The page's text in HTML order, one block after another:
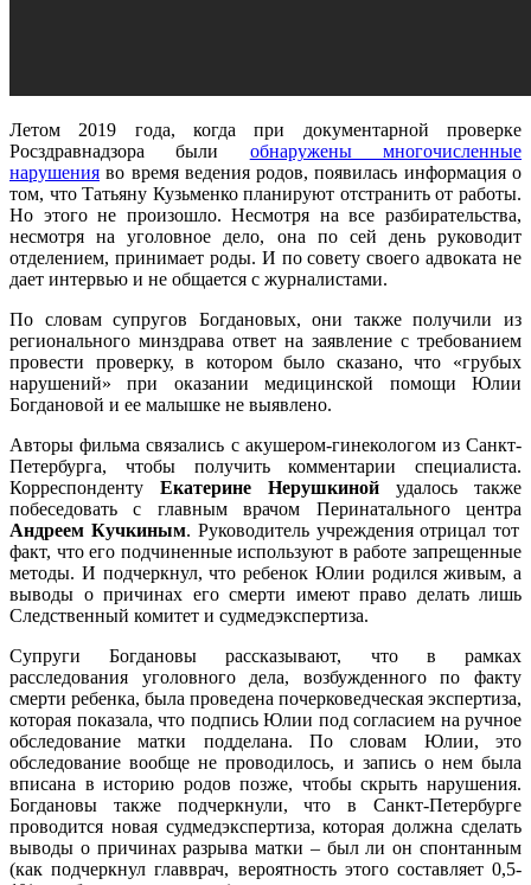
Летом 2019 года, когда при документарной проверке
Росздравнадзора были обнаружены многочисленные
нарушения во время ведения родов, появилась информация о
том, что Татьяну Кузьменко планируют отстранить от работы.
Но этого не произошло. Несмотря на все разбирательства,
несмотря на уголовное дело, она по сей день руководит
отделением, принимает роды. И по совету своего адвоката не
дает интервью и не общается с журналистами.
По словам супругов Богдановых, они также получили из
регионального минздрава ответ на заявление с требованием
провести проверку, в котором было сказано, что «грубых
нарушений» при оказании медицинской помощи Юлии
Богдановой и ее малышке не выявлено.
Авторы фильма связались с акушером-гинекологом из Санкт-
Петербурга, чтобы получить комментарии специалиста.
Корреспонденту Екатерине Нерушкиной удалось также
побеседовать с главным врачом Перинатального центра
Андреем Кучкиным. Руководитель учреждения отрицал тот
факт, что его подчиненные используют в работе запрещенные
методы. И подчеркнул, что ребенок Юлии родился живым, а
выводы о причинах его смерти имеют право делать лишь
Следственный комитет и судмедэкспертиза.
Супруги Богдановы рассказывают, что в рамках
расследования уголовного дела, возбужденного по факту
смерти ребенка, была проведена почерковедческая экспертиза,
которая показала, что подпись Юлии под согласием на ручное
обследование матки подделана. По словам Юлии, это
обследование вообще не проводилось, и запись о нем была
вписана в историю родов позже, чтобы скрыть нарушения.
Богдановы также подчеркнули, что в Санкт-Петербурге
проводится новая судмедэкспертиза, которая должна сделать
выводы о причинах разрыва матки – был ли он спонтанным
(как подчеркнул главврач, вероятность этого составляет 0,5-